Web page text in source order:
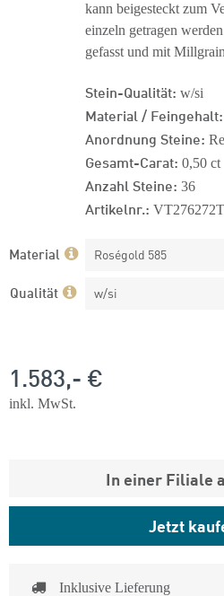
kann beigesteckt zum
einzeln getragen
gefasst und mit
Stein-Qualität: w/si
Material / Feingehalt:
Anordnung Steine:
Gesamt-Carat: 0,50 ct
Anzahl Steine: 36
Artikelnr.:
Material Roségold 585
Qualität w/si
1.583,- €
inkl. MwSt.
In einer Filiale
Jetzt
Inklusive Lieferung